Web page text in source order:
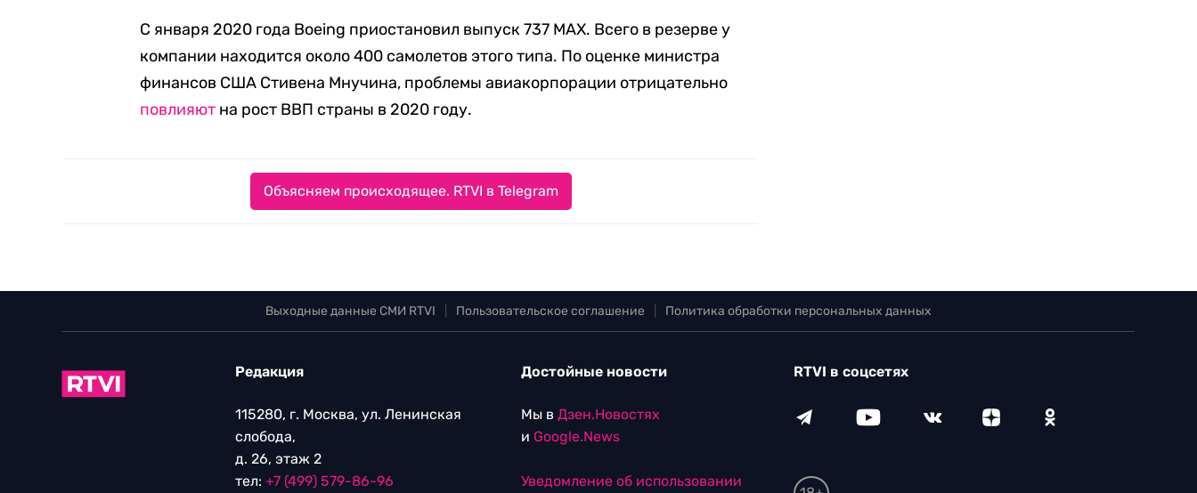
С января 2020 года Boeing приостановил выпуск 737 MAX. Всего в резерве у
компании находится около 400 самолетов этого типа. По оценке министра
финансов США Стивена Мнучина, проблемы авиакорпорации отрицательно
повлияют на рост ВВП страны в 2020 году.
Объясняем происходящее. RTVI в Telegram
Выходные данные СМИ RTVI Пользовательское соглашение Политика обработки персональных данных
Редакция
115280, г. Москва, ул. Ленинская
слобода,
д. 26, этаж 2
тел: +7 (499) 579-86-96
Достойные новости
Мы в Дзен.Новостях
и Google.News
Уведомление об использовании
RTVI в соцсетях